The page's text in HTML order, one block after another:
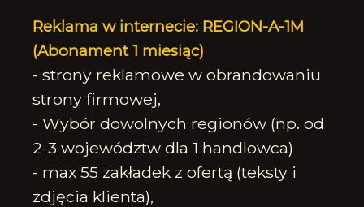
Reklama w internecie: REGION-A-1M
(Abonament 1 miesiąc)
- strony reklamowe w obrandowaniu
strony firmowej,
- Wybór dowolnych regionów (np. od
2-3 województw dla 1 handlowca)
- max 55 zakładek z ofertą (teksty i
zdjęcia klienta),